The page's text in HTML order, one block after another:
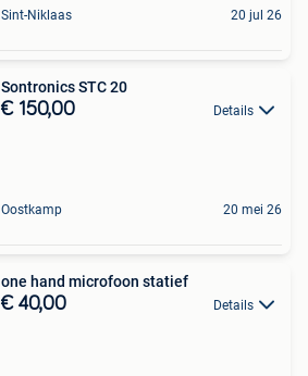
Sint-Niklaas 20 jul 26
Sontronics STC 20
€ 150,00 Details
Oostkamp 20 mei 26
one hand microfoon statief
€ 40,00 Details